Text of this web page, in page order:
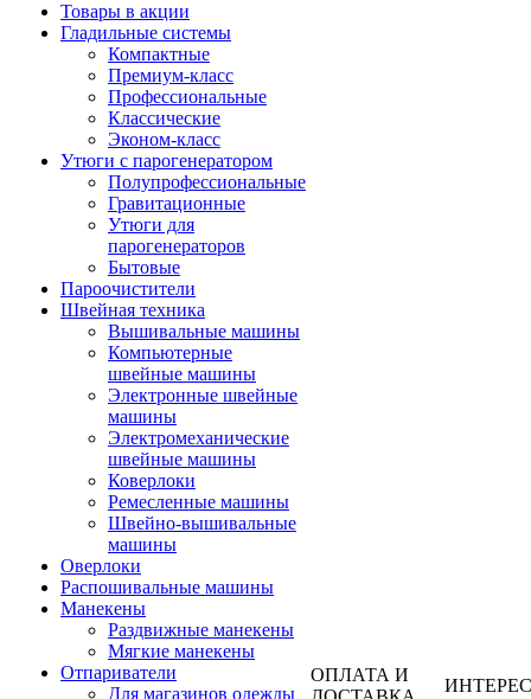
Товары в акции
Гладильные системы
Компактные
Премиум-класс
Профессиональные
Классические
Эконом-класс
Утюги с парогенератором
Полупрофессиональные
Гравитационные
Утюги для
парогенераторов
Бытовые
Пароочистители
Швейная техника
Вышивальные машины
Компьютерные
швейные машины
Электронные швейные
машины
Электромеханические
швейные машины
Коверлоки
Ремесленные машины
Швейно-вышивальные
машины
Оверлоки
Распошивальные машины
Манекены
Раздвижные манекены
Мягкие манекены
Отпариватели
Для магазинов одежды
ОПЛАТА И